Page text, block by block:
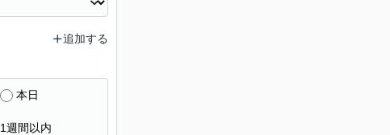
追加する
本日
1週間以内